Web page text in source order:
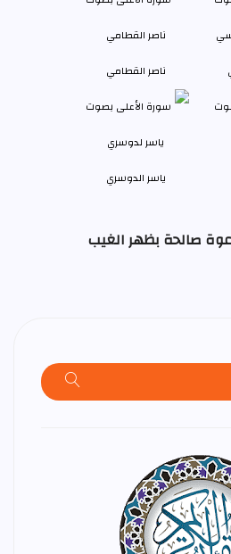
ناصر القطامي
ياسر الدوسري
صالحة بظهر الغيب